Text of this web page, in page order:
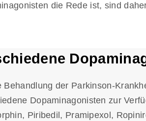
die Rede ist, sind
Behandlung der Parkinson-
Dopaminagonisten zur
Piribedil, Pramipexol,